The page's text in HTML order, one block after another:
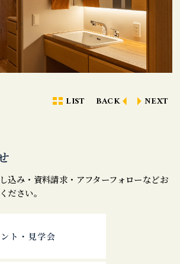
LIST BACK NEXT
込み・資料請求・アフターフォローなどお
ださい。